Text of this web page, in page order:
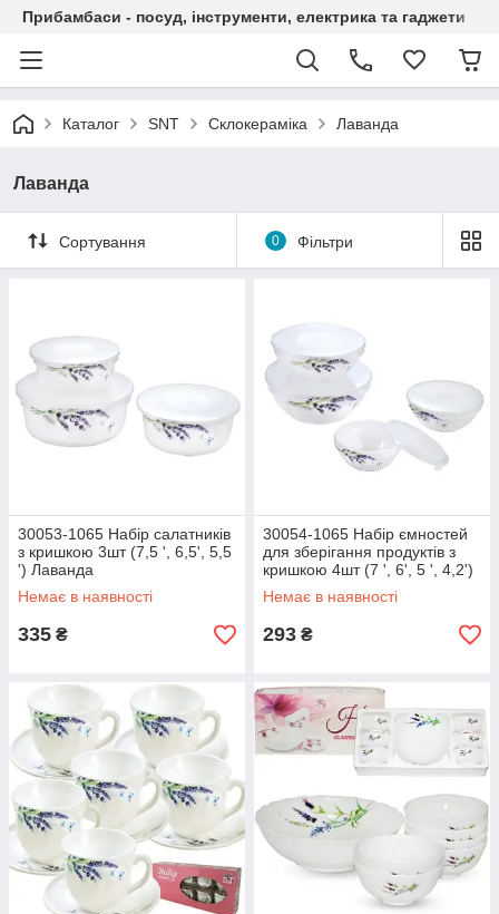
Прибамбаси - посуд, інструменти, електрика та гаджети
Каталог SNT Склокераміка Лаванда
Лаванда
Сортування 0 Фільтри
30053-1065 Набір салатників
з кришкою 3шт (7,5 ', 6,5', 5,5
') Лаванда
Немає в наявності
335 ₴
30054-1065 Набір ємностей
для зберігання продуктів з
кришкою 4шт (7 ', 6', 5 ', 4,2')
Лаванда
Немає в наявності
293 ₴